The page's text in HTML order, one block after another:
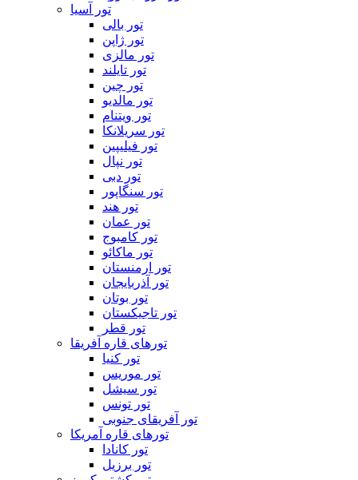
تور آسیا
تور بالی
تور ژاپن
تور مالزی
تور تایلند
تور چین
تور مالدیو
تور ویتنام
تور سریلانکا
تور فیلیپین
تور نپال
تور دبی
تور سنگاپور
تور هند
تور عمان
تور کامبوج
تور ماکائو
تور ارمنستان
تور آذربایجان
تور بوتان
تور تاجیکستان
تور قطر
تورهای قاره آفریقا
تور کنیا
تور موریس
تور سیشل
تور تونس
تور آفریقای جنوبی
تورهای قاره آمریکا
تور کانادا
تور برزیل